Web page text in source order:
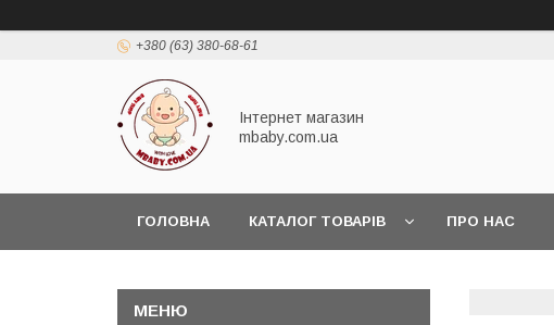
+380 (63) 380-68-61
Інтернет магазин
mbaby.com.ua
ГОЛОВНА КАТАЛОГ ТОВАРІВ ПРО НАС